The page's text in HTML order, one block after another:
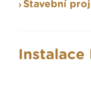
Stavební
Instalace